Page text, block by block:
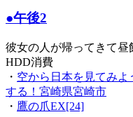
●午後2
彼女の人が帰ってきて昼
HDD消費
・ 空から日本を見てみ
する！宮崎県宮崎市
・ 鷹の爪EX[24]